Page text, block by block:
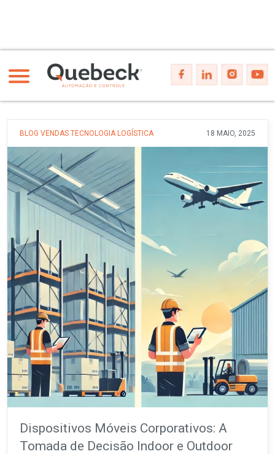
BLOG VENDAS TECNOLOGIA LOGÍSTICA 18 MAIO, 2025
Dispositivos Móveis Corporativos: A
Tomada de Decisão Indoor e Outdoor